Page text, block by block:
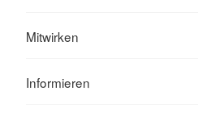
Mitwirken
Informieren